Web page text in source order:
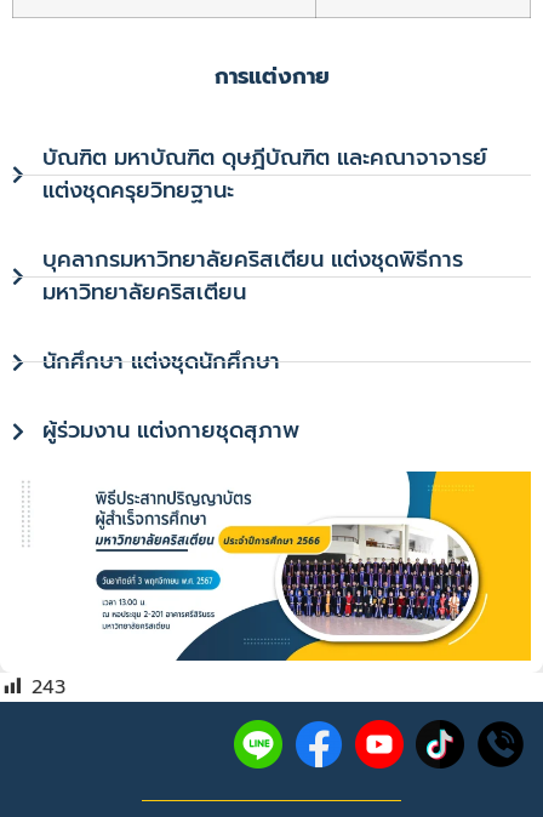
การแต่งกาย
บัณฑิต มหาบัณฑิต ดุษฎีบัณฑิต และคณาจาจารย์
แต่งชุดครุยวิทยฐานะ
บุคลากรมหาวิทยาลัยคริสเตียน แต่งชุดพิธีการ
มหาวิทยาลัยคริสเตียน
นักศึกษา แต่งชุดนักศึกษา
ผู้ร่วมงาน แต่งกายชุดสุภาพ
243